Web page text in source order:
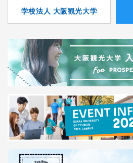
学校法人 大阪観光大学